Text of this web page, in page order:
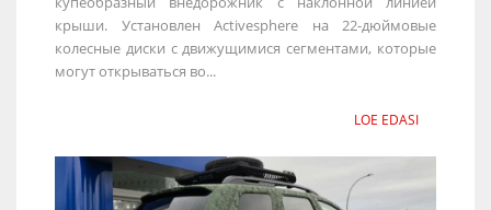
крыши. Установлен Activesphere на 22-дюймовые
колесные диски с движущимися сегментами, которые
могут открываться во...
LOE EDASI